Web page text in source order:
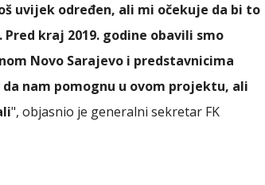
uvijek određen, ali mi očekuje da bi to
kraj 2019. godine obavili smo
Novo Sarajevo i predstavnicima
nam pomognu u ovom projektu, ali
", objasnio je generalni sekretar FK